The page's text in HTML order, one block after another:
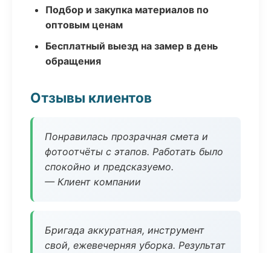
Подбор и закупка материалов по
оптовым ценам
Бесплатный выезд на замер в день
обращения
Отзывы клиентов
Понравилась прозрачная смета и
фотоотчёты с этапов. Работать было
спокойно и предсказуемо.
— Клиент компании
Бригада аккуратная, инструмент
свой, ежевечерняя уборка. Результат